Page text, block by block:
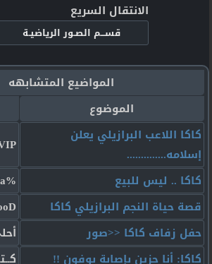
الانتقال السريع
المواضيع المتشابهه
الموضوع
كاكا اللاعب البرازيلي يعلن
إسلامه..............
كاكا .. ليس للبيع
%sportia
قصة حياة النجم البرازيلي كاكا
حفل زفاف كاكا <<صور
كاكا: أنا حزين بإصابة بوفون !!